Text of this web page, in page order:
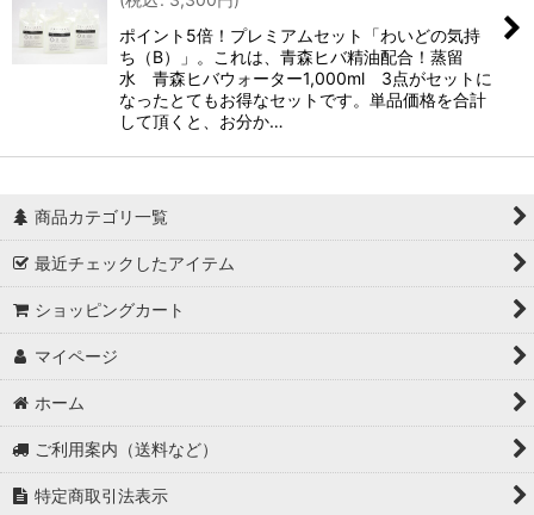
ポイント5倍！プレミアムセット「わいどの気持
ち（B）」。これは、青森ヒバ精油配合！蒸留
水 青森ヒバウォーター1,000ml 3点がセットに
なったとてもお得なセットです。単品価格を合計
して頂くと、お分か…
商品カテゴリ一覧
最近チェックしたアイテム
ショッピングカート
マイページ
ホーム
ご利用案内（送料など）
特定商取引法表示